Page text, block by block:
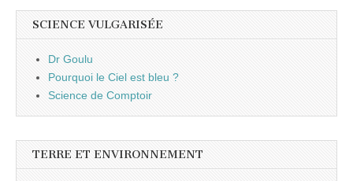
SCIENCE VULGARISÉE
Dr Goulu
Pourquoi le Ciel est bleu ?
Science de Comptoir
TERRE ET ENVIRONNEMENT